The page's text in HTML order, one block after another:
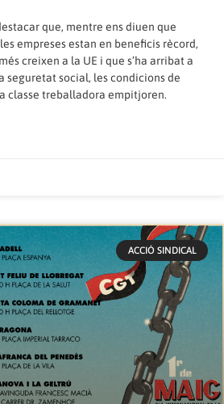
que, mentre ens diuen que
empreses estan en beneficis rècord,
creixen a la UE i que s’ha arribat a
seguretat social, les condicions de
classe treballadora empitjoren.
ACCIÓ SINDICAL